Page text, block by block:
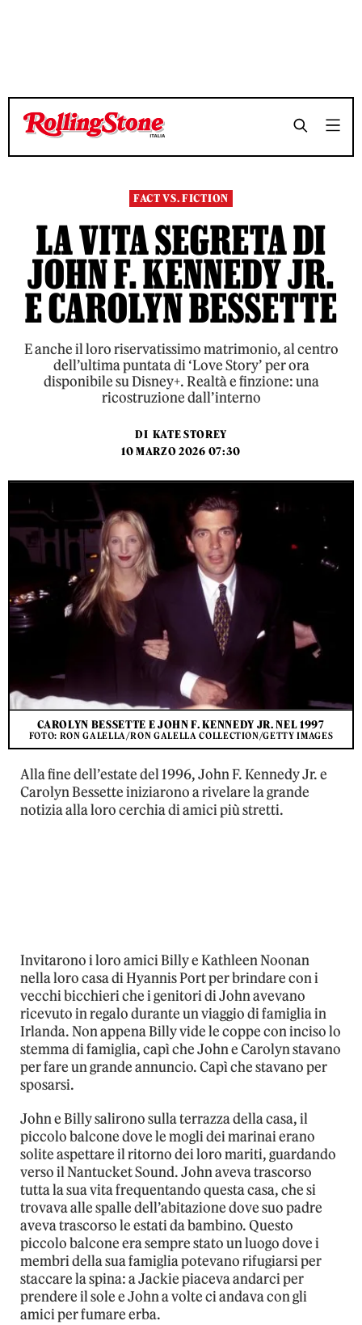
TEMPO DI LETTURA 6 MINUTI SHARE
TEMPO DI LETTURA 6 MINUTI SHARE
FACT VS. FICTION
LA VITA SEGRETA DI
JOHN F. KENNEDY JR.
E CAROLYN BESSETTE
E anche il loro riservatissimo matrimonio, al centro
dell’ultima puntata di ‘Love Story’ per ora
disponibile su Disney+. Realtà e finzione: una
ricostruzione dall’interno
DI KATE STOREY
10 MARZO 2026 07:30
CAROLYN BESSETTE E JOHN F. KENNEDY JR. NEL 1997
FOTO: RON GALELLA/RON GALELLA COLLECTION/GETTY IMAGES
Alla fine dell’estate del 1996, John F. Kennedy Jr. e
Carolyn Bessette iniziarono a rivelare la grande
notizia alla loro cerchia di amici più stretti.
Invitarono i loro amici Billy e Kathleen Noonan
nella loro casa di Hyannis Port per brindare con i
vecchi bicchieri che i genitori di John avevano
ricevuto in regalo durante un viaggio di famiglia in
Irlanda. Non appena Billy vide le coppe con inciso lo
stemma di famiglia, capì che John e Carolyn stavano
per fare un grande annuncio. Capì che stavano per
sposarsi.
John e Billy salirono sulla terrazza della casa, il
piccolo balcone dove le mogli dei marinai erano
solite aspettare il ritorno dei loro mariti, guardando
verso il Nantucket Sound. John aveva trascorso
tutta la sua vita frequentando questa casa, che si
trovava alle spalle dell’abitazione dove suo padre
aveva trascorso le estati da bambino. Questo
piccolo balcone era sempre stato un luogo dove i
membri della sua famiglia potevano rifugiarsi per
staccare la spina: a Jackie piaceva andarci per
prendere il sole e John a volte ci andava con gli
amici per fumare erba.